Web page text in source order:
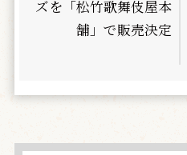
ズを「松竹歌舞伎屋本
舗」で販売決定